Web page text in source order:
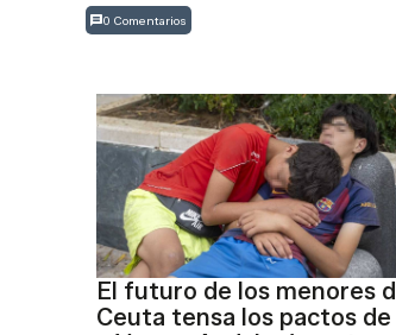
0 Comentarios
El futuro de los menores
Ceuta tensa los pactos de